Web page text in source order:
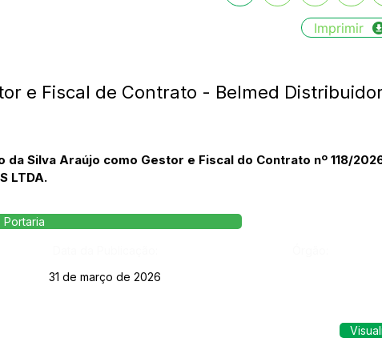
Imprimir
e Fiscal de Contrato - Belmed
Silva Araújo como Gestor e Fiscal do Contrato nº 118/
LTDA.
Portaria
31 de março de 2026